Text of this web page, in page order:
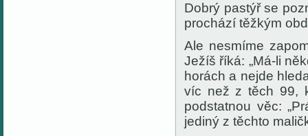
Dobrý pastýř se
prochází těžkým
Ale nesmíme
Ježíš říká: „Má-li
horách a nejde
víc než z těch 99,
podstatnou věc:
jediný z těchto